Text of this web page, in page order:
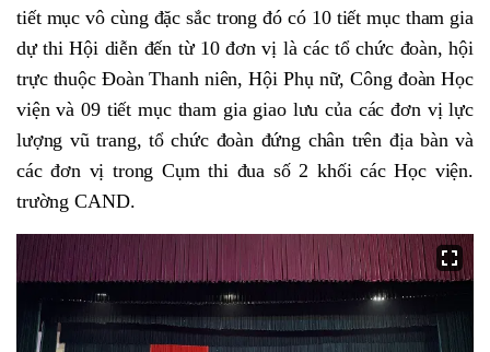
tiết mục vô cùng đặc sắc trong đó có 10 tiết mục tham gia
dự thi Hội diễn đến từ 10 đơn vị là các tổ chức đoàn, hội
trực thuộc Đoàn Thanh niên, Hội Phụ nữ, Công đoàn Học
viện và 09 tiết mục tham gia giao lưu của các đơn vị lực
lượng vũ trang, tổ chức đoàn đứng chân trên địa bàn và
các đơn vị trong Cụm thi đua số 2 khối các Học viện.
trường CAND.